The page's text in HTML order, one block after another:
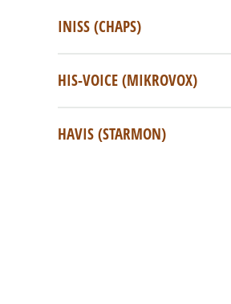
INISS (CHAPS)
HIS-VOICE (MIKROVOX)
HAVIS (STARMON)